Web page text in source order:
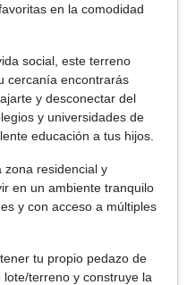
en la comodidad
social, este terreno
cercanía encontrarás
y desconectar del
y universidades de
educación a tus hijos.
zona residencial y
en un ambiente tranquilo
y con acceso a múltiples
tu propio pedazo de
terreno y construye la